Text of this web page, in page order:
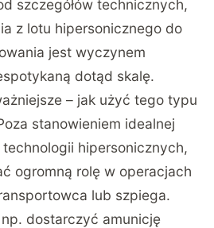
szczegółów technicznych,
z lotu hipersonicznego do
jest wyczynem
dotąd skalę.
– jak użyć tego typu
stanowieniem idealnej
hipersonicznych,
ogromną rolę w operacjach
lub szpiega.
np. dostarczyć amunicję